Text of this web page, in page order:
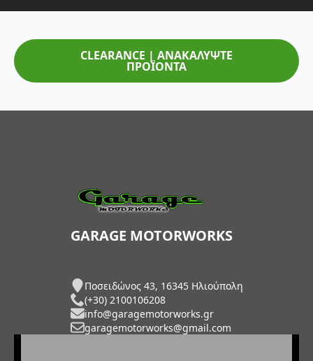
CLEARANCE | ΑΝΑΚΑΛΥΨΤΕ
ΠΡΟΪΟΝΤΑ
GARAGE MOTORWORKS
Ποσειδώνος 43, 16345 Ηλιούπολη
(+30) 2100106208
info@garagemotorworks.gr
garagemotorworks@gmail.com